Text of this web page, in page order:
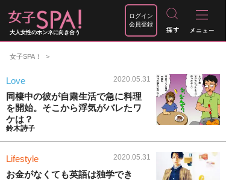
大人女性のホンネに向き合う
ログイン
会員登録
女子SPA！
Love 2020.05.31
同棲中の彼が自粛生活で急に料理
を開始。そこから浮気がバレたワ
ケは？
鈴木詩子
Lifestyle 2020.05.31
お金がなくても英語は独学でき